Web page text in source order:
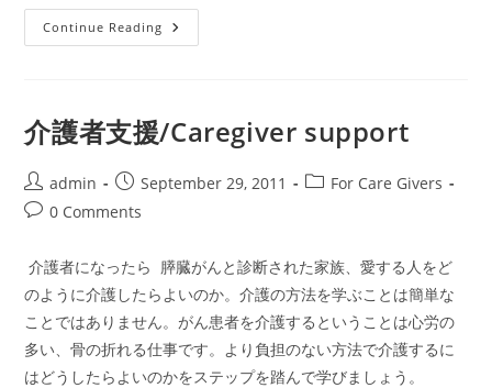
Continue Reading 介
護
き
症
介護者支援/Caregiver support
Post
author:
admin
Post
published:
September 29, 2011
PostFor Care Givers
Post0 Comments
介護者になったら 膵臓がんと診断された家族、愛する人をど
のように介護したらよいのか。介護の方法を学ぶことは簡単な
ことではありません。がん患者を介護するということは心労の
多い、骨の折れる仕事です。より負担のない方法で介護するに
はどうしたらよいのかをステップを踏んで学びましょう。